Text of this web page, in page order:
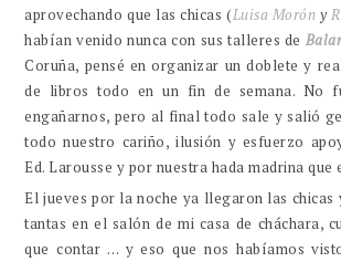
aprovechando que las chicas (Luisa Moróny
habían venido nunca con sus talleres de
Coruña, pensé en organizar un doblete y
de libros todo en un fin de semana. No
engañarnos, pero al final todo sale y salió
todo nuestro cariño, ilusión y esfuerzo
Ed. Larousse y por nuestra hada madrina que
El jueves por la noche ya llegaron las chicas
tantas en el salón de mi casa de cháchara,
que contar … y eso que nos habíamos